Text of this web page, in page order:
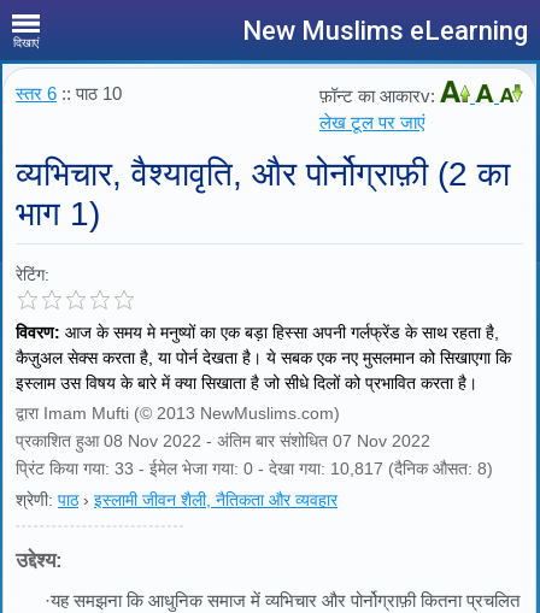
दिखाएं New Muslims eLearning
स्तर 6 :: पाठ 10
फ़ॉन्ट का आकारv:
लेख टूल पर जाएं
व्यभिचार, वैश्यावृति, और पोर्नोग्राफ़ी (2 का
भाग 1)
रेटिंग:
विवरण: आज के समय मे मनुष्यों का एक बड़ा हिस्सा अपनी गर्लफ्रेंड के साथ रहता है,
कैज़ुअल सेक्स करता है, या पोर्न देखता है। ये सबक एक नए मुसलमान को सिखाएगा कि
इस्लाम उस विषय के बारे में क्या सिखाता है जो सीधे दिलों को प्रभावित करता है।
द्वारा Imam Mufti (© 2013 NewMuslims.com)
प्रकाशित हुआ 08 Nov 2022 - अंतिम बार संशोधित 07 Nov 2022
प्रिंट किया गया: 33 - ईमेल भेजा गया: 0 - देखा गया: 10,817 (दैनिक औसत: 8)
श्रेणी: पाठ› इस्लामी जीवन शैली, नैतिकता और व्यवहार
उद्देश्य:
·यह समझना कि आधुनिक समाज में व्यभिचार और पोर्नोग्राफ़ी कितना प्रचलित